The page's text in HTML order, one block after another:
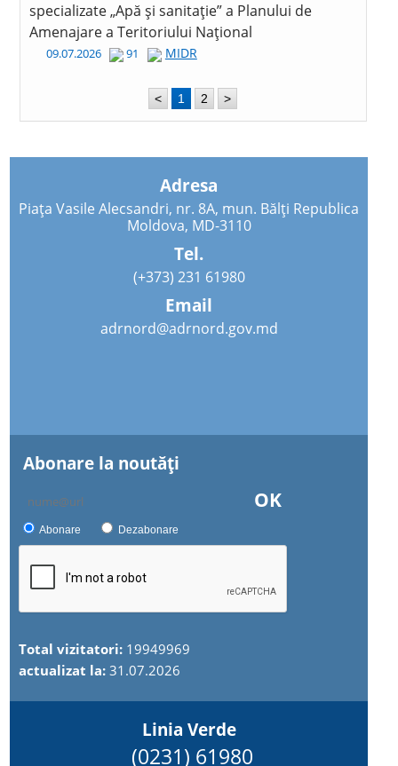
specializate „Apă și sanitație” a Planului de
Amenajare a Teritoriului Național
09.07.2026 91 MIDR
< 1 2 >
Adresa
Piața Vasile Alecsandri, nr. 8A, mun. Bălți Republica
Moldova, MD-3110
Tel.
(+373) 231 61980
Email
adrnord@adrnord.gov.md
Abonare la noutăţi
OK
Abonare Dezabonare
Total vizitatori: 19949969
actualizat la:31.07.2026
Linia Verde
(0231) 61980